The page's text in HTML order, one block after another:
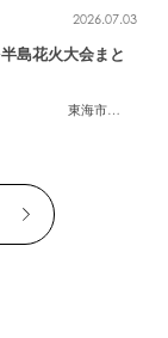
東海市
,大府市
2026.07.03
島花火大会まと